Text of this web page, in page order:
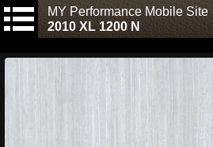
MY Performance Mobile Site
2010 XL 1200 N